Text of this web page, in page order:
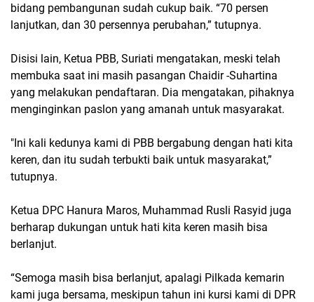
bidang pembangunan sudah cukup baik. “70 persen
lanjutkan, dan 30 persennya perubahan,” tutupnya.
Disisi lain, Ketua PBB, Suriati mengatakan, meski telah
membuka saat ini masih pasangan Chaidir -Suhartina
yang melakukan pendaftaran. Dia mengatakan, pihaknya
menginginkan paslon yang amanah untuk masyarakat.
"Ini kali kedunya kami di PBB bergabung dengan hati kita
keren, dan itu sudah terbukti baik untuk masyarakat,”
tutupnya.
Ketua DPC Hanura Maros, Muhammad Rusli Rasyid juga
berharap dukungan untuk hati kita keren masih bisa
berlanjut.
“Semoga masih bisa berlanjut, apalagi Pilkada kemarin
kami juga bersama, meskipun tahun ini kursi kami di DPR